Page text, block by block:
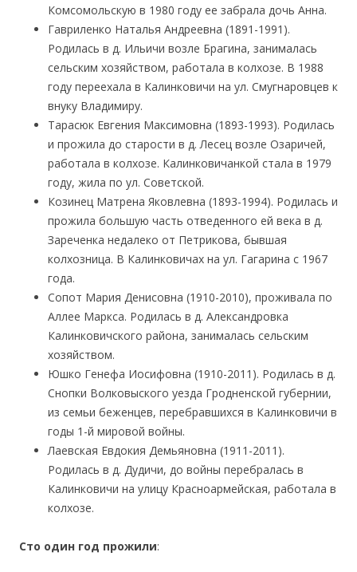
Комсомольскую в 1980 году ее забрала дочь Анна.
Гавриленко Наталья Андреевна (1891-1991).
Родилась в д. Ильичи возле Брагина, занималась
сельским хозяйством, работала в колхозе. В 1988
году переехала в Калинковичи на ул. Смугнаровцев к
внуку Владимиру.
Тарасюк Евгения Максимовна (1893-1993). Родилась
и прожила до старости в д. Лесец возле Озаричей,
работала в колхозе. Калинковичанкой стала в 1979
году, жила по ул. Советской.
Козинец Матрена Яковлевна (1893-1994). Родилась и
прожила большую часть отведенного ей века в д.
Зареченка недалеко от Петрикова, бывшая
колхозница. В Калинковичах на ул. Гагарина с 1967
года.
Сопот Мария Денисовна (1910-2010), проживала по
Аллее Маркса. Родилась в д. Александровка
Калинковичского района, занималась сельским
хозяйством.
Юшко Генефа Иосифовна (1910-2011). Родилась в д.
Снопки Волковыского уезда Гродненской губернии,
из семьи беженцев, перебравшихся в Калинковичи в
годы 1-й мировой войны.
Лаевская Евдокия Демьяновна (1911-2011).
Родилась в д. Дудичи, до войны перебралась в
Калинковичи на улицу Красноармейская, работала в
колхозе.
Сто один год прожили: